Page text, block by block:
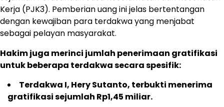
Kerja (PJK3). Pemberian uang ini jelas bertentangan
dengan kewajiban para terdakwa yang menjabat
sebagai pelayan masyarakat.
Hakim juga merinci jumlah penerimaan gratifikasi
untuk beberapa terdakwa secara spesifik:
Terdakwa I, Hery Sutanto, terbukti menerima
gratifikasi sejumlah Rp1,45 miliar.